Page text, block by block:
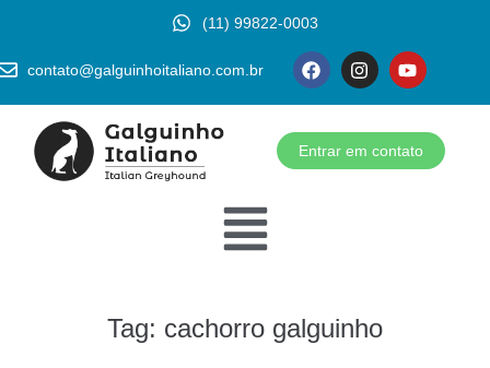
(11) 99822-0003
contato@galguinhoitaliano.com.br
Entrar em contato
Tag: cachorro galguinho